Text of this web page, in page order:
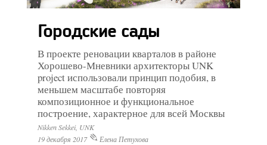
Городские сады
В проекте реновации кварталов в районе
Хорошево-Мневники архитекторы UNK
project использовали принцип подобия, в
меньшем масштабе повторяя
композиционное и функциональное
построение, характерное для всей Москвы
Nikken Sekkei, UNK
19 декабря 2017
Елена Петухова